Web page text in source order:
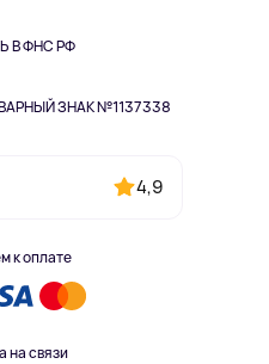
В ФНС РФ
ЗНАК №1137338
4,9
к оплате
на связи